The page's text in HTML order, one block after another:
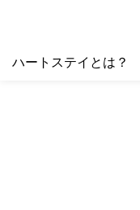
ハートステイとは？